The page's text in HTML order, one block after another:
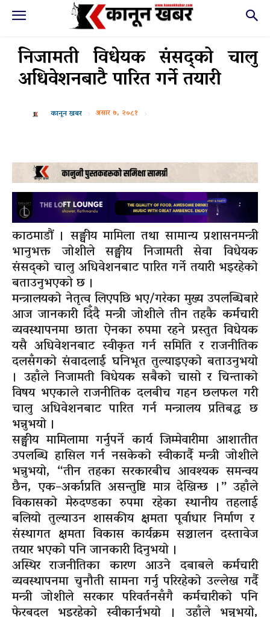
निजामती विधेयक संसद्को चालु
अधिवेशनबाटै पारित गर्ने तयारी
कानून खबर असार ७, २०८१
काठमाडौं । सङ्घीय मामिला तथा सामान्य प्रशासनमन्त्री
भानुभक्त जोशीले सङ्घीय निजामती सेवा विधेयक
संसद्को चालु अधिवेशनबाट पारित गर्ने तयारी भइरहेको
बताउनुभएको छ ।
मन्त्रालयको नेतृत्व लिएपछि भए/गरेका मुख्य उपलब्धिबारे
आज जानकारी दिँदै मन्त्री जोशीले तीन तहकै कर्मचारी
व्यवस्थापनमा छाता ऐनका रुपमा रहने प्रस्तुत विधेयक
यसै अधिवेशनबाट स्वीकृत गर्न समिति र राजनीतिक
दलसँगको संवादलाई घनिभूत तुल्याइएको बताउनुभयो
। उहाँले निजामती विधेयक सबैको चासो र चिन्ताको
विषय भएकाले राजनीतिक दलबीच गहन छलफल गरी
चालु अधिवेशनबाट पारित गर्न मन्त्रालय प्रतिबद्ध छ
भन्नुभयो ।
सङ्घीय मामिलामा गर्नुपर्ने कार्य जिम्मेवारीमा आशातीत
उपलब्धि हासिल गर्न नसकेको स्वीकार्दै मन्त्री जोशीले
भन्नुभयो, “तीन तहका सरकारबीच आवश्यक समन्वय
छैन, एक–अर्काप्रति असन्तुष्टि मात्र देखिन्छ ।” उहाँले
विकासको मेरुदण्डका रुपमा रहेका स्थानीय तहलाई
बलियो तुल्याउन शासकीय क्षमता पूर्वाधार निर्माण र
संस्थागत क्षमता विकास कार्यक्रम सञ्चालन दस्तावेज
तयार भएको पनि जानकारी दिनुभयो ।
अस्थिर राजनीतिका कारण आउने दबाबले कर्मचारी
व्यवस्थापनमा चुनौती सामना गर्नु परिरहेको उल्लेख गर्दै
मन्त्री जोशीले सरकार परिवर्तनसँगै कर्मचारीको पनि